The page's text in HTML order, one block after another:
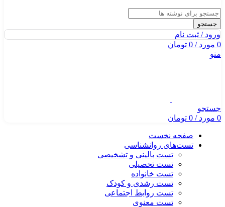
جستجو
ورود / ثبت نام
0 مورد/
0 تومان
منو
جستجو
0 مورد/
0 تومان
صفحه نخست
تست‌های روانشناسی
تست بالینی و تشخیصی
تست تحصیلی
تست خانواده
تست رشدی و کودک
تست روابط اجتماعی
تست معنوی